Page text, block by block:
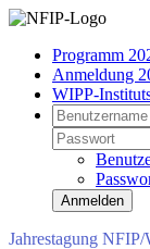
Programm
Anmeldung
WIPP-
Anmelden
Jahrestagung